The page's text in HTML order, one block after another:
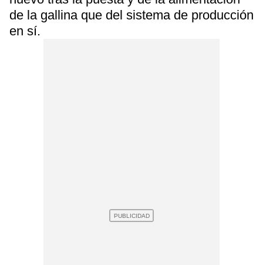
de la gallina que del sistema de producción
en sí.